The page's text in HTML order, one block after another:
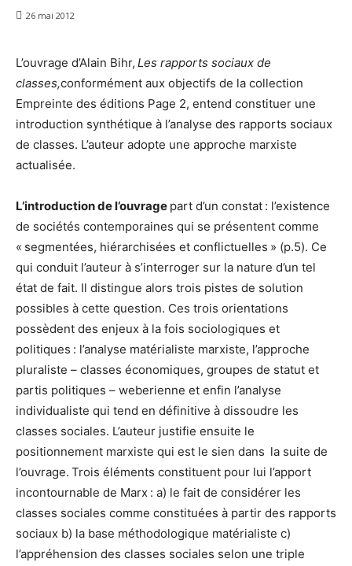
26 mai 2012
L’ouvrage d’Alain Bihr, Les rapports sociaux de
classes,conformément aux objectifs de la collection
Empreinte des éditions Page 2, entend constituer une
introduction synthétique à l’analyse des rapports sociaux
de classes. L’auteur adopte une approche marxiste
actualisée.
L’introduction de l’ouvrage part d’un constat : l’existence
de sociétés contemporaines qui se présentent comme
« segmentées, hiérarchisées et conflictuelles » (p.5). Ce
qui conduit l’auteur à s’interroger sur la nature d’un tel
état de fait. Il distingue alors trois pistes de solution
possibles à cette question. Ces trois orientations
possèdent des enjeux à la fois sociologiques et
politiques : l’analyse matérialiste marxiste, l’approche
pluraliste – classes économiques, groupes de statut et
partis politiques – weberienne et enfin l’analyse
individualiste qui tend en définitive à dissoudre les
classes sociales. L’auteur justifie ensuite le
positionnement marxiste qui est le sien dans la suite de
l’ouvrage. Trois éléments constituent pour lui l’apport
incontournable de Marx : a) le fait de considérer les
classes sociales comme constituées à partir des rapports
sociaux b) la base méthodologique matérialiste c)
l’appréhension des classes sociales selon une triple